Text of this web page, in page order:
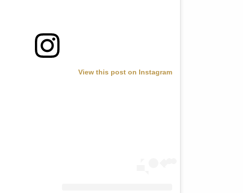
View this post on Instagram